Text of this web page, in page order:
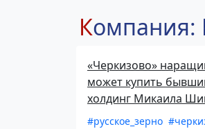
«Черкизово»
может купить
холдинг Микаила
#русское_зерно